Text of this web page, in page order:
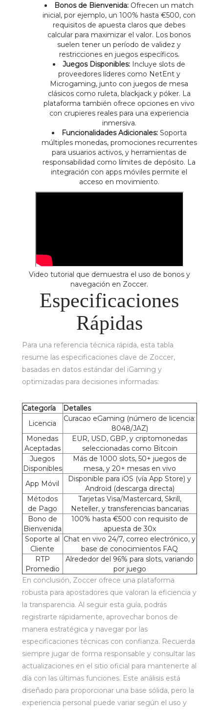
Bonos de Bienvenida: Ofrecen un match
inicial, por ejemplo, un 100% hasta €500, con
requisitos de apuesta claros que debes
calcular para maximizar el valor. Los bonos
suelen tener un período de validez y
restricciones en juegos específicos.
Juegos Disponibles: Incluye slots de
proveedores líderes como NetEnt y
Microgaming, junto con juegos de mesa
clásicos como ruleta, blackjack y póker. La
plataforma también ofrece opciones en vivo
con crupieres reales para una experiencia
inmersiva.
Funcionalidades Adicionales:Soporta
múltiples monedas, promociones recurrentes
para usuarios activos, y herramientas de
responsabilidad como límites de depósito. La
integración con apps móviles permite el
acceso en movimiento.
Video tutorial que demuestra el uso de bonos y
navegación en Zoccer.
Especificaciones
Rápidas
Para una referencia técnica rápida, esta tabla
resume las especificaciones clave de Zoccer,
basadas en datos estándar del iGaming y
optimizadas para decisiones informadas:
Categoría
Detalles
Licencia
Curacao eGaming (número de licencia:
8048/JAZ)
Monedas
Aceptadas
EUR, USD, GBP, y criptomonedas
seleccionadas como Bitcoin
Juegos
Disponibles
Más de 1000 slots, 50+ juegos de
mesa, y 20+ mesas en vivo
App Móvil
Disponible para iOS (vía App Store) y
Android (descarga directa)
Métodos
de Pago
Tarjetas Visa/Mastercard, Skrill,
Neteller, y transferencias bancarias
Bono de
Bienvenida
100% hasta €500 con requisito de
apuesta de 30x
Soporte al
Cliente
Chat en vivo 24/7, correo electrónico, y
base de conocimientos FAQ
RTP
Promedio
Alrededor del 96% para slots, variando
por juego
En conclusión, Zoccer ofrece una plataforma
robusta para apostadores que valoran la eficiencia y
la transparencia. Al seguir esta guía, podrás
registrarte rápidamente, aprovechar bonos de
manera estratégica y navegar por las
especificaciones técnicas con confianza. Recuerda
siempre jugar de forma responsable y consultar las
actualizaciones en el sitio oficial para mantenerte al
día con las últimas funciones. Este análisis está
diseñado para proporcionar una base sólida, pero la
experiencia personal puede variar según el uso y